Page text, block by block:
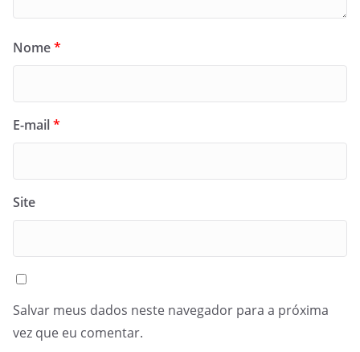
Nome*
E-mail*
Site
Salvar meus dados neste navegador para a próxima
vez que eu comentar.